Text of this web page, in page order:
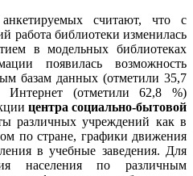
считают, что с
работа библиотеки изменилась
в модельных библиотеках
появилась возможность
базам данных (отметили 35,7
(отметили 62,8 %)
центра социально-бытовой
различных учреждений как в
по стране, графики движения
в учебные заведения. Для
населения по различным